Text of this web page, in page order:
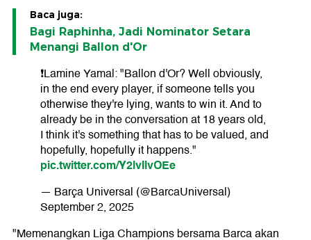
Baca juga:
Bagi Raphinha, Jadi Nominator Setara
Menangi Ballon d'Or
❗️Lamine Yamal: "Ballon d'Or? Well obviously,
in the end every player, if someone tells you
otherwise they're lying, wants to win it. And to
already be in the conversation at 18 years old,
I think it's something that has to be valued, and
hopefully, hopefully it happens."
pic.twitter.com/Y2lvIlvOEe
— Barça Universal (@BarcaUniversal)
September 2, 2025
"Memenangkan Liga Champions bersama Barca akan